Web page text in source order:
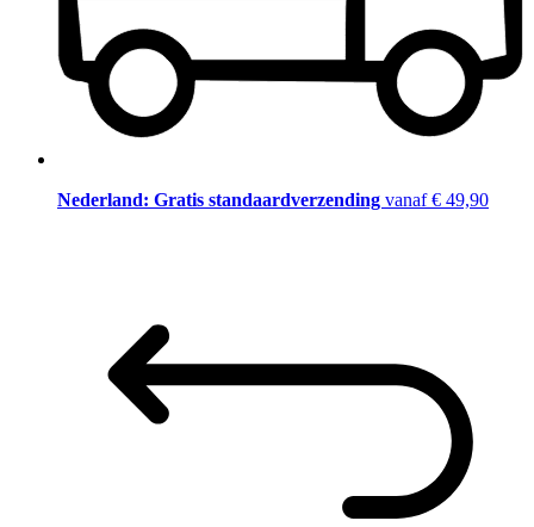
Nederland: Gratis standaardverzending vanaf € 49,90